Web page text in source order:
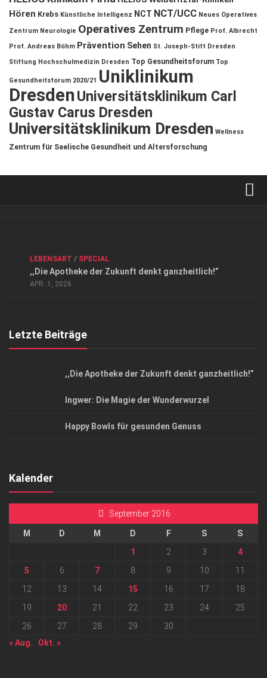
Hören Krebs Künstliche Intelligenz NCT NCT/UCC Neues Operatives
Zentrum Neurologie Operatives Zentrum Pflege Prof. Albrecht
Prof. Andreas Böhm Prävention Sehen St. Joseph-Stift Dresden
Stiftung Hochschulmedizin Dresden Top Gesundheitsforum Top
Gesundheitsforum 2020/21 Uniklinikum
DresdenUniversitätsklinikum Carl
Gustav Carus Dresden
Universitätsklinikum Dresden Wellness
Zentrum für Seelische Gesundheit und Altersforschung
Datenschutzerklärung
Top Magazin Dresden / Ostsachsen
LEBENSART / SPECIAL
,,Die Apotheke der Zukunft denkt ganzheitlich!”
APR. 1, 2026
Letzte Beiträge
,,Die Apotheke der Zukunft denkt ganzheitlich!”
Ingwer: Die Magie der Wunderwurzel
Happy Bowls für gesunden Genuss
Kalender
September 2016
M D M D F S
S
1
2 3
4
5
6 7 8 9 10
11
12
13 14 15 16 17
18
19
20 21 22 23 24
25
26
27 28 29
30
« Aug.
Okt. »